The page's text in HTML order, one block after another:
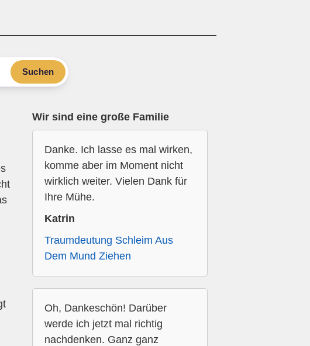
Suchen
Wir sind eine große Familie
Danke. Ich lasse es mal wirken,
komme aber im Moment nicht
wirklich weiter. Vielen Dank für
Ihre Mühe.
Katrin
Traumdeutung Schleim Aus
Dem Mund Ziehen
Oh, Dankeschön! Darüber
werde ich jetzt mal richtig
nachdenken. Ganz ganz